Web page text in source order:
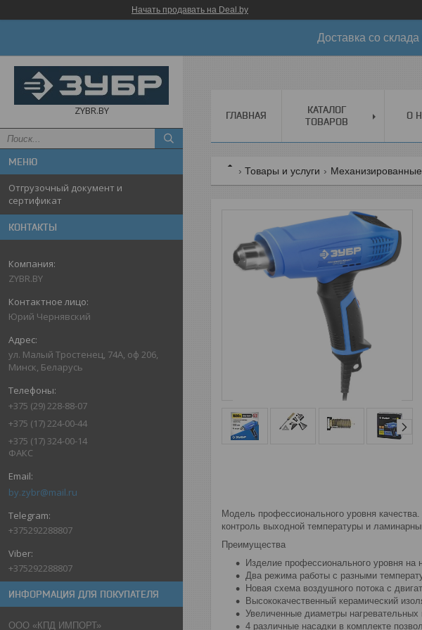
Начать продавать на Deal.by
Доставка со
ZYBR.BY
Отгрузочный документ и
сертификат
КОНТАКТЫ
ZYBR.BY
Юрий Чернявский
ул. Малый Тростенец, 74А, оф 206,
Минск, Беларусь
+375 (29) 228-88-07
+375 (17) 224-00-44
+375 (17) 324-00-14
ФАКС
by.zybr@mail.ru
+375292288807
+375292288807
ИНФОРМАЦИЯ ДЛЯ ПОКУПАТЕЛЯ
ООО «КПД ИМПОРТ»
ГЛАВНАЯ
КАТАЛОГ
ТОВАРОВ
О
Товары и услуги
Модель профессионального уровня
контроль выходной температуры и
Преимущества
Изделие профессионального уровня на
Два режима работы с разными
Новая схема воздушного потока с
Высококачественный керамический
Увеличенные диаметры нагревательных
4 различные насадки в комплекте